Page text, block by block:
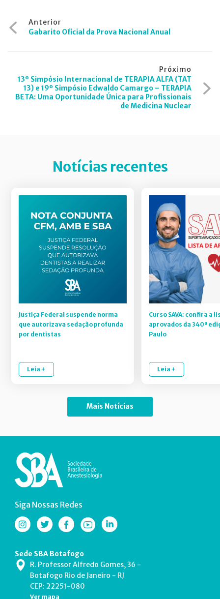
Navegação
de
Anterior
Gabarito Oficial da Prova Nacional Anual
Próximo
13º Simpósio Internacional de TERAPIA ALFA (TAT
13) e 19º Simpósio Edwaldo Camargo – TERAPIA
BETA: Uma Oportunidade Única para Profissionais
de Medicina Nuclear
Notícias recentes
Justiça Federal suspende norma
que autorizava sedação profunda
por dentistas
Leia +
Curso SAVA: confira a
aprovados da 340ª
Paulo
Leia +
Mais Notícias
Siga Nossas Redes
Sede SBA Botafogo
R. Professor Alfredo Gomes, 36 -
Botafogo Rio de Janeiro - RJ
CEP: 22251-080
Ver mapa